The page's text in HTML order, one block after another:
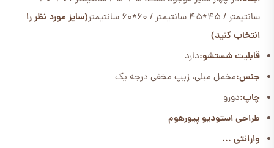
سانتیمتر / 45*45 سانتیمتر / 60*60 سانتیمتر
(سایز مورد نظر را
انتخاب کنید)
قابلیت شستشو:دارد
جنس:مخمل مبلی، زیپ مخفی درجه یک
چاپ:دورو
طراحی استودیو پیورهوم
وارانتی ...